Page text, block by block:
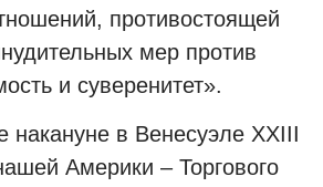
противостоящей
мер против
и суверенитет».
накануне в Венесуэле XXIII
Америки – Торгового